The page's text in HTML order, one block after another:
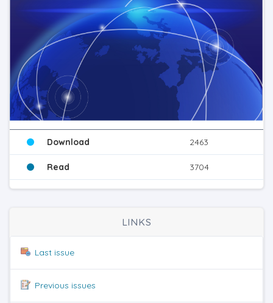
Download 2463
Read 3704
LINKS
Last issue
Previous issues